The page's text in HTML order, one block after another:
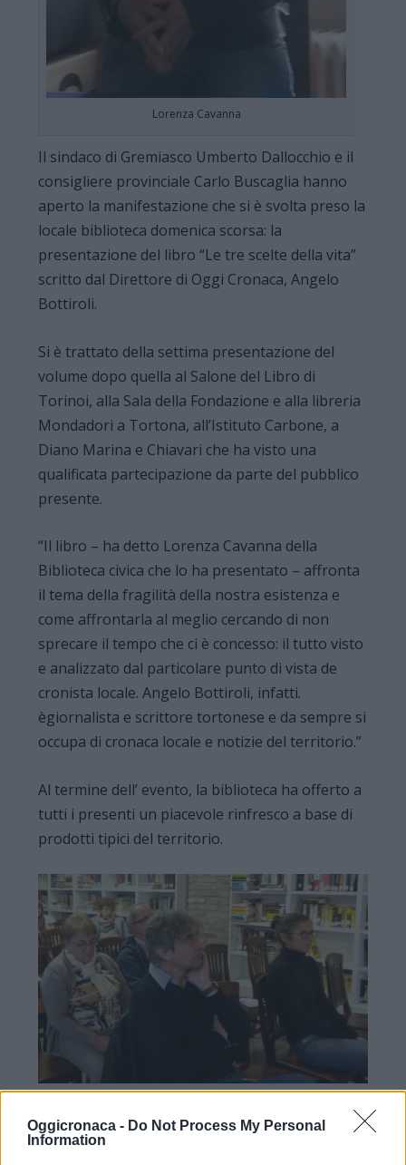
Oggicronaca - Do Not Process My Personal
Information
Lorenza Cavanna
Il sindaco di Gremiasco Umberto Dallocchio e il
consigliere provinciale Carlo Buscaglia hanno
aperto la manifestazione che si è svolta preso la
locale biblioteca domenica scorsa: la
presentazione del libro “Le tre scelte della vita”
scritto dal Direttore di Oggi Cronaca, Angelo
Bottiroli.
Si è trattato della settima presentazione del
volume dopo quella al Salone del Libro di
Torinoi, alla Sala della Fondazione e alla libreria
Mondadori a Tortona, all’Istituto Carbone, a
Diano Marina e Chiavari che ha visto una
qualificata partecipazione da parte del pubblico
presente.
“Il libro – ha detto Lorenza Cavanna della
Biblioteca civica che lo ha presentato – affronta
il tema della fragilità della nostra esistenza e
come affrontarla al meglio cercando di non
sprecare il tempo che ci è concesso: il tutto visto
e analizzato dal particolare punto di vista de
cronista locale. Angelo Bottiroli, infatti.
ègiornalista e scrittore tortonese e da sempre si
occupa di cronaca locale e notizie del territorio.”
Al termine dell’ evento, la biblioteca ha offerto a
tutti i presenti un piacevole rinfresco a base di
prodotti tipici del territorio.